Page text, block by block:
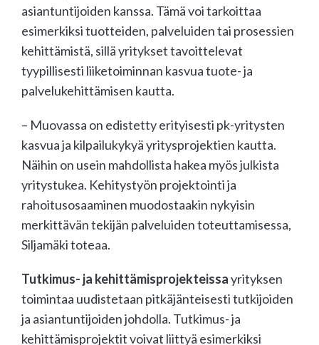
asiantuntijoiden kanssa. Tämä voi tarkoittaa
esimerkiksi tuotteiden, palveluiden tai prosessien
kehittämistä, sillä yritykset tavoittelevat
tyypillisesti liiketoiminnan kasvua tuote- ja
palvelukehittämisen kautta.
– Muovassa on edistetty erityisesti pk-yritysten
kasvua ja kilpailukykyä yritysprojektien kautta.
Näihin on usein mahdollista hakea myös julkista
yritystukea. Kehitystyön projektointi ja
rahoitusosaaminen muodostaakin nykyisin
merkittävän tekijän palveluiden toteuttamisessa,
Siljamäki toteaa.
Tutkimus- ja kehittämisprojekteissayrityksen
toimintaa uudistetaan pitkäjänteisesti tutkijoiden
ja asiantuntijoiden johdolla. Tutkimus- ja
kehittämisprojektit voivat liittyä esimerkiksi